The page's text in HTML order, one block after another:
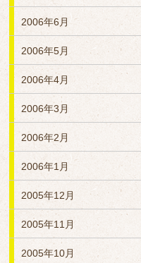
2006年6月
2006年5月
2006年4月
2006年3月
2006年2月
2006年1月
2005年12月
2005年11月
2005年10月